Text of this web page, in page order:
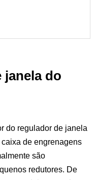
janela do
do regulador de janela
de engrenagens
são
redutores. De